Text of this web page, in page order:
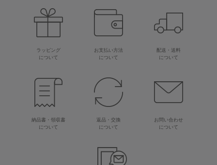
ラッピング
について
お支払い方法
について
配送・送料
について
納品書・領収書
について
返品・交換
について
お問い合わせ
について